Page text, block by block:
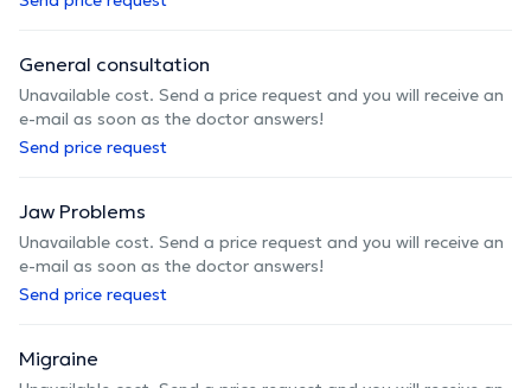
General consultation
Unavailable cost. Send a price request and you will receive an
e-mail as soon as the doctor answers!
Send price request
Jaw Problems
Unavailable cost. Send a price request and you will receive an
e-mail as soon as the doctor answers!
Send price request
Migraine